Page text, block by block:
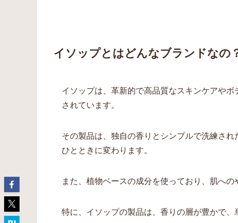
イソップとはどんなブランドなの
イソップは、革新的で高品質なスキンケアや
されています。
その製品は、独自の香りとシンプルで洗練さ
ひとときに変わります。
また、植物ベースの成分を使っており、肌への
特に、イソップの製品は、香りの層が豊かで、